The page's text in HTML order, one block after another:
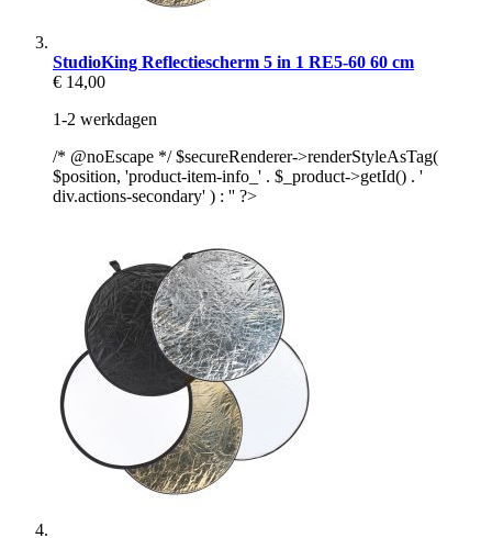
StudioKing Reflectiescherm 5 in 1 RE5-60 60 cm
€ 14,00
1-2 werkdagen
/* @noEscape */ $secureRenderer->renderStyleAsTag(
$position, 'product-item-info_' . $_product->getId() . '
div.actions-secondary' ) : '' ?>